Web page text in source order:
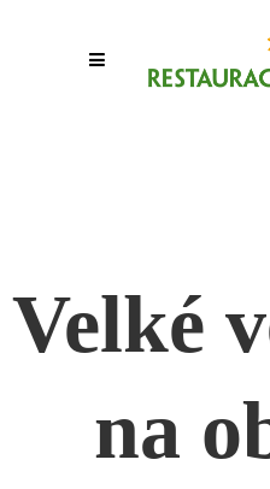
Velké
na